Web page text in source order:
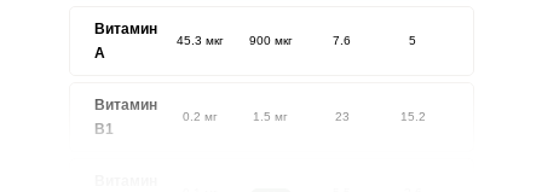
Витамин
A
45.3 мкг 900 мкг 7.6 5
Витамин
В1
0.2 мг 1.5 мг 23 15.2